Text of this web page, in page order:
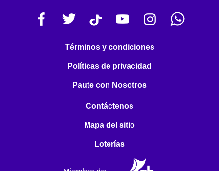
Términos y condiciones
Políticas de privacidad
Paute con Nosotros
Contáctenos
Mapa del sitio
Loterías